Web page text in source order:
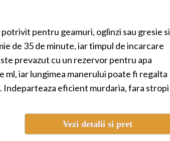
pentru geamuri, oglinzi sau gresie si
de 35 de minute, iar timpul de incarcare
prevazut cu un rezervor pentru apa
ml, iar lungimea manerului poate fi regalta
Indeparteaza eficient murdaria, fara stropi
Vezi detalii si pret